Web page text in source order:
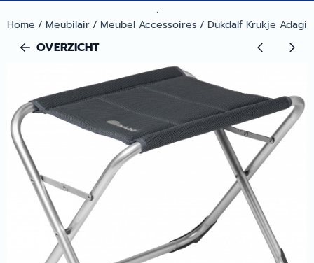
.
Home / Meubilair/ Meubel Accessoires/ Dukdalf Krukje
OVERZICHT